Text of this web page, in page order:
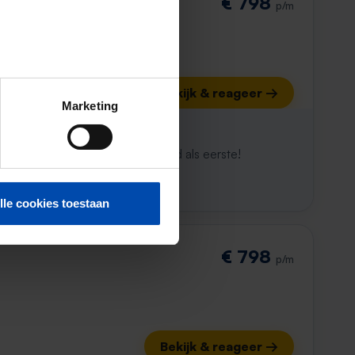
Marketing
cookies toestaan
p/m
Bekijk & reageer →
al weg
maken. Met Rent.nl ben je altijd als eerste!
€ 798 p/m
Bekijk & reageer →